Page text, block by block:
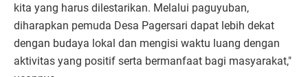
kita yang harus dilestarikan. Melalui paguyuban,
diharapkan pemuda Desa Pagersari dapat lebih dekat
dengan budaya lokal dan mengisi waktu luang dengan
aktivitas yang positif serta bermanfaat bagi masyarakat,"